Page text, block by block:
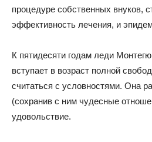
процедуре собственных внуков,
эффективность лечения, и
К пятидесяти годам леди
вступает в возраст полной
считаться с условностями. Она
(сохранив с ним чудесные
удовольствие.